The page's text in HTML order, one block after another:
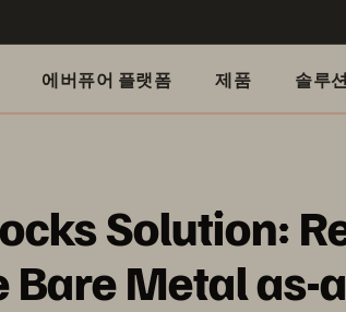
에버퓨어 플랫폼 제품 솔루션
Solution:
Bare Metal as-